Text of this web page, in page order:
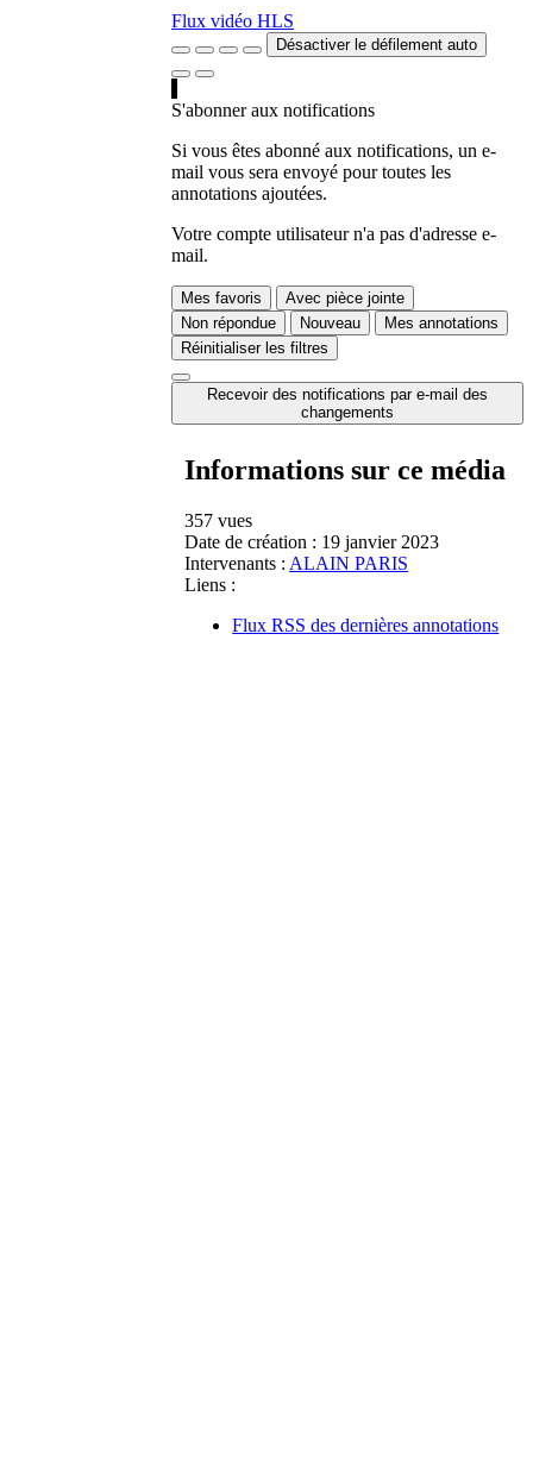
Flux vidéo HLS
Désactiver le défilement auto
S'abonner aux notifications
Si vous êtes abonné aux notifications, un e-
mail vous sera envoyé pour toutes les
annotations ajoutées.
Votre compte utilisateur n'a pas d'adresse e-
mail.
Mes favoris
Avec pièce jointe
Non répondue
Nouveau
Mes annotations
Réinitialiser les filtres
Recevoir des notifications par e-mail des
changements
Informations sur ce média
357 vues
Date de création : 19 janvier 2023
Intervenants : ALAIN PARIS
Liens :
Flux RSS des dernières annotations